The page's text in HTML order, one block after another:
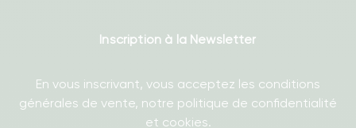
Inscription à la Newsletter
En vous inscrivant, vous acceptez les conditions
générales de vente, notre politique de confidentialité
et cookies.